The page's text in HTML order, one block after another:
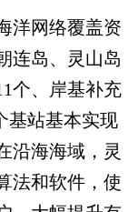
网络覆盖资
连岛、灵山岛
个、岸基补充
基站基本实现
沿海海域，灵
法和软件，使